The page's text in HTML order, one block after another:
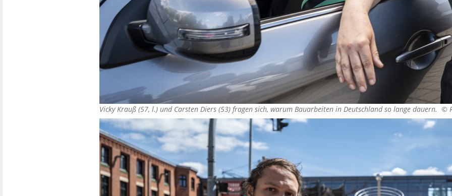
Vicky Krauß (57, l.) und Carsten Diers (53) fragen sich, warum Bauarbeiten in Deutschland so lange dauern. ©